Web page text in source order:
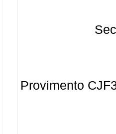
Provimento